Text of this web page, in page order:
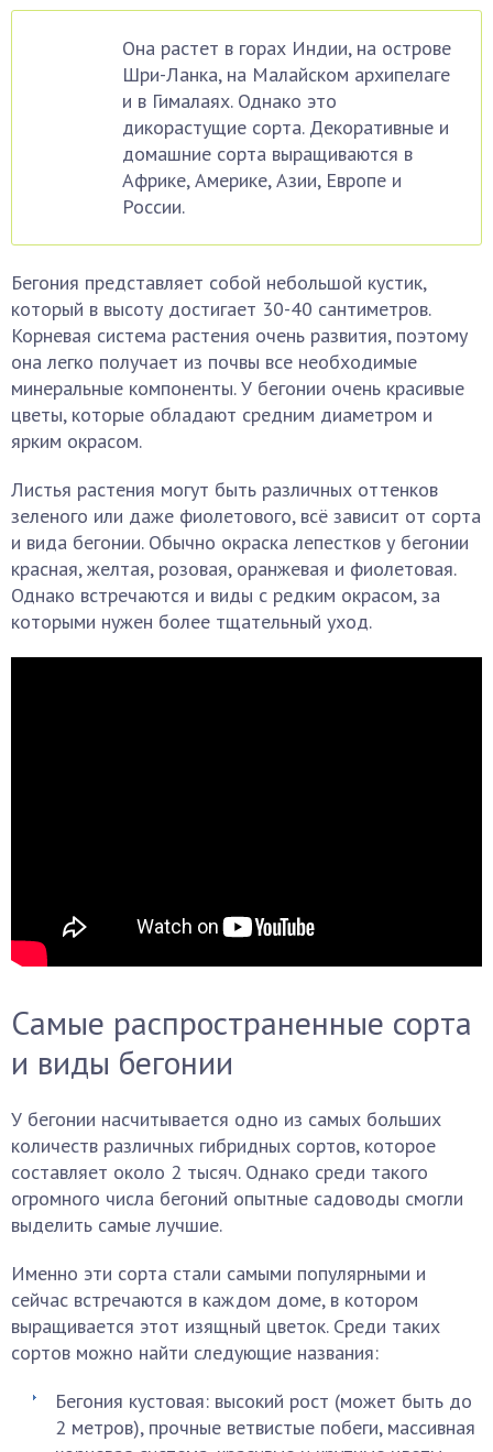
Она растет в горах Индии, на острове
Шри-Ланка, на Малайском архипелаге
и в Гималаях. Однако это
дикорастущие сорта. Декоративные и
домашние сорта выращиваются в
Африке, Америке, Азии, Европе и
России.
Бегония представляет собой небольшой кустик,
который в высоту достигает 30-40 сантиметров.
Корневая система растения очень развития, поэтому
она легко получает из почвы все необходимые
минеральные компоненты. У бегонии очень красивые
цветы, которые обладают средним диаметром и
ярким окрасом.
Листья растения могут быть различных оттенков
зеленого или даже фиолетового, всё зависит от сорта
и вида бегонии. Обычно окраска лепестков у бегонии
красная, желтая, розовая, оранжевая и фиолетовая.
Однако встречаются и виды с редким окрасом, за
которыми нужен более тщательный уход.
Самые распространенные сорта
и виды бегонии
У бегонии насчитывается одно из самых больших
количеств различных гибридных сортов, которое
составляет около 2 тысяч. Однако среди такого
огромного числа бегоний опытные садоводы смогли
выделить самые лучшие.
Именно эти сорта стали самыми популярными и
сейчас встречаются в каждом доме, в котором
выращивается этот изящный цветок. Среди таких
сортов можно найти следующие названия:
Бегония кустовая: высокий рост (может быть до
2 метров), прочные ветвистые побеги, массивная